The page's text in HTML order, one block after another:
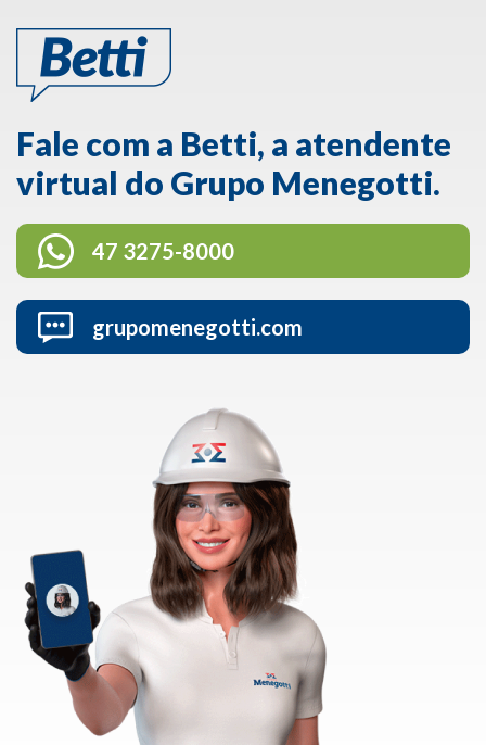
Fale com a Betti, a atendente
virtual do Grupo Menegotti.
47 3275-8000
grupomenegotti.com